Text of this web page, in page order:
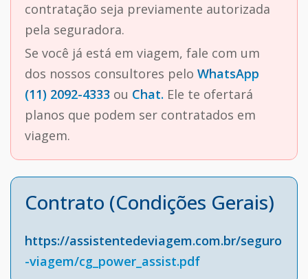
contratação seja previamente autorizada
pela seguradora.
Se você já está em viagem, fale com um
dos nossos consultores pelo WhatsApp
(11) 2092-4333 ou Chat. Ele te ofertará
planos que podem ser contratados em
viagem.
Contrato (Condições Gerais)
https://assistentedeviagem.com.br/seguro
-viagem/cg_power_assist.pdf